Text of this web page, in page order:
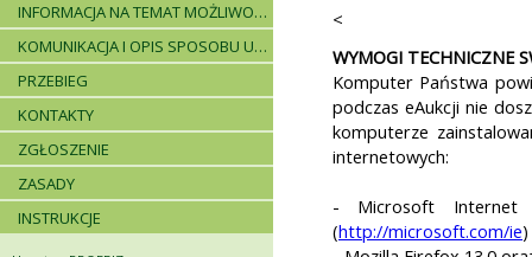
INFORMACJA NA TEMAT MOŻLIWOŚCI SKŁADANIA JEDNEJ OFERTY PRZEZ DWA LUB WIĘCEJ PODMIOTÓW ORAZ UCZESTNICTWA PODWYKONAWCÓW
KOMUNIKACJA I OPIS SPOSOBU UDZIELANIA WYJAŚNIEŃ
PRZEBIEG
KONTAKTY
ZGŁOSZENIE
ZASADY
INSTRUKCJE
<
WYMOGI TECHNICZNE
Komputer Państwa
podczas eAukcji nie
komputerze
internetowych:
- Microsoft Internet
(http://microsoft.com/ie)